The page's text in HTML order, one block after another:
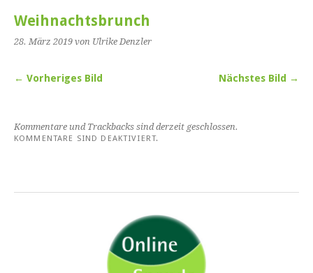
Weihnachtsbrunch
28. März 2019 von Ulrike Denzler
← Vorheriges Bild Nächstes Bild →
Kommentare und Trackbacks sind derzeit geschlossen.
KOMMENTARE SIND DEAKTIVIERT.